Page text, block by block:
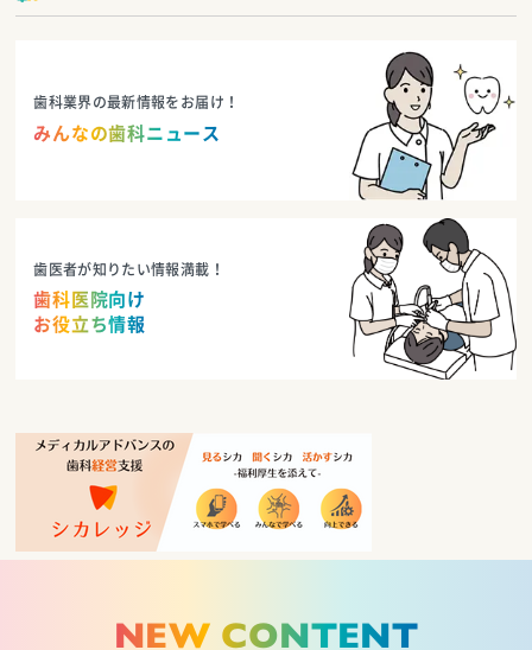
歯科業界の最新情報をお届け！
みんなの歯科ニュース
歯医者が知りたい情報満載！
歯科医院向け
お役立ち情報
NEW CONTENT